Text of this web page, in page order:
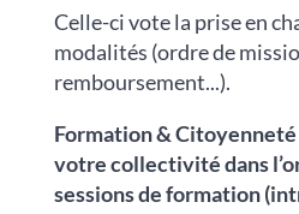
Celle-ci vote la prise en
modalités (ordre de
remboursement...).
Formation &
votre collectivité dans
sessions de formation